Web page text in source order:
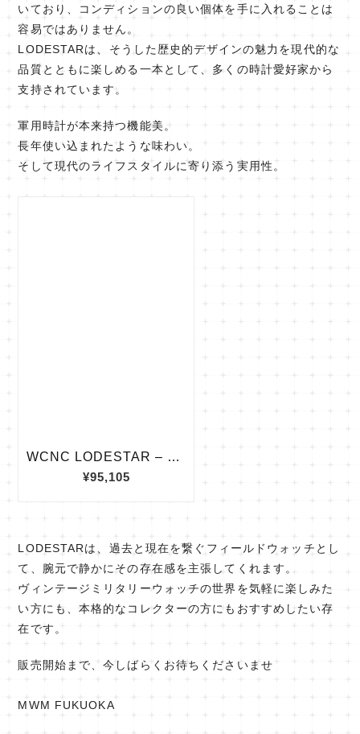
いており、コンディションの良い個体を手に入れることは
容易ではありません。
LODESTARは、そうした歴史的デザインの魅力を現代的な
品質とともに楽しめる一本として、多くの時計愛好家から
支持されています。
軍用時計が本来持つ機能美。
長年使い込まれたような味わい。
そして現代のライフスタイルに寄り添う実用性。
LODESTARは、過去と現在を繋ぐフィールドウォッチとし
て、腕元で静かにその存在感を主張してくれます。
ヴィンテージミリタリーウォッチの世界を気軽に楽しみた
い方にも、本格的なコレクターの方にもおすすめしたい存
在です。
販売開始まで、今しばらくお待ちくださいませ
MWM FUKUOKA